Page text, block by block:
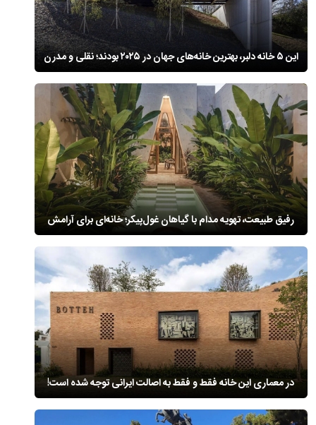
این ۵ خانه دلبر، بهترین خانه‌های جهان در ۲۰۲۵ بودند؛ نقلی و مدرن
رفیق طبیعت، تهویه مدام با گیاهان غول‌پیکر؛ خانه‌ای برای آرامش
در معماری این خانه فقط و فقط به اصالت ایرانی توجه شده است!